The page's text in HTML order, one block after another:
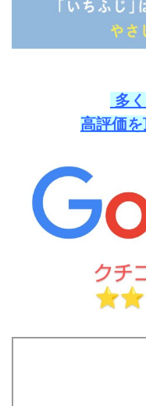
多
高評価